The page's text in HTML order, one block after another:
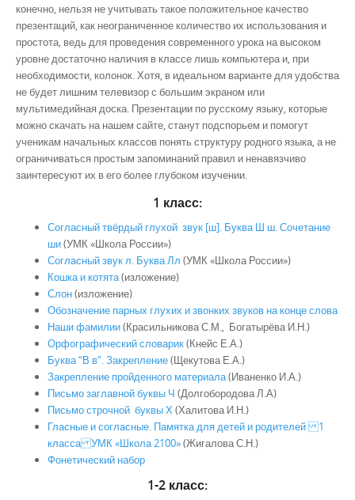
конечно, нельзя не учитывать такое положительное качество
презентаций, как неограниченное количество их использования и
простота, ведь для проведения современного урока на высоком
уровне достаточно наличия в классе лишь компьютера и, при
необходимости, колонок. Хотя, в идеальном варианте для удобства
не будет лишним телевизор с большим экраном или
мультимедийная доска. Презентации по русскому языку, которые
можно скачать на нашем сайте, станут подспорьем и помогут
ученикам начальных классов понять структуру родного языка, а не
ограничиваться простым запоминаний правил и ненавязчиво
заинтересуют их в его более глубоком изучении.
1 класс:
Согласный твёрдый глухой звук [ш]. Буква Ш ш. Сочетание
ши(УМК «Школа России»)
Согласный звук л. Буква Лл (УМК «Школа России»)
Кошка и котята(изложение)
Слон(изложение)
Обозначение парных глухих и звонких звуков на конце слова
Наши фамилии(Красильникова С.М., Богатырёва И.Н.)
Орфографический словарик(Кнейс Е.А.)
Буква “В в”. Закрепление(Щекутова Е.А.)
Закрепление пройденного материала(Иваненко И.А.)
Письмо заглавной буквы Ч (Долгобородова Л.А)
Письмо строчной буквы Х(Халитова И.Н.)
Гласные и согласные. Памятка для детей и родителей 1
класса УМК «Школа 2100»(Жигалова С.Н.)
Фонетический набор
1-2 класс: